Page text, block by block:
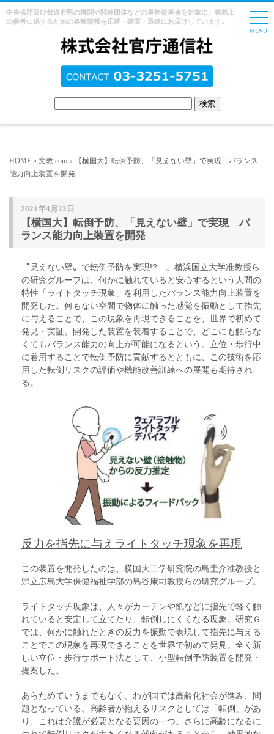
中央省庁及び都道府県の機関や関連団体などの事務従事者を対象に、執務上
の参考に供するための各種情報を正確・確実・迅速にお届けしています。
HOME » 文教.com » 【横国大】転倒予防、「見えない壁」で実現 バランス
能力向上装置を開発
2021年4月23日
【横国大】転倒予防、「見えない壁」で実現 バ
ランス能力向上装置を開発
〝見えない壁〟で転倒予防を実現!?―。横浜国立大学准教授ら
の研究グループは、何かに触れていると安心するという人間の
特性「ライトタッチ現象」を利用したバランス能力向上装置を
開発した。何もない空間で物体に触った感覚を振動として指先
に与えることで、この現象を再現できることを、世界で初めて
発見・実証。開発した装置を装着することで、どこにも触らな
くてもバランス能力の向上が可能になるという。立位・歩行中
に着用することで転倒予防に貢献するとともに、この技術を応
用した転倒リスクの評価や機能改善訓練への展開も期待され
る。
反力を指先に与えライトタッチ現象を再現
この装置を開発したのは、横国大工学研究院の島圭介准教授と
県立広島大学保健福祉学部の島谷康司教授らの研究グループ。
ライトタッチ現象は、人々がカーテンや紙などに指先で軽く触
れていると安定して立てたり、転倒しにくくなる現象。研究Ｇ
では、何かに触れたときの反力を振動で表現して指先に与える
ことでこの現象を再現できることを世界で初めて発見。全く新
しい立位・歩行サポート法として、小型転倒予防装置を開発・
提案した。
あらためていうまでもなく、わが国では高齢化社会が進み、問
題となっている。高齢者が抱えるリスクとしては「転倒」があ
り、これは介護が必要となる要因の一つ。さらに高齢になるに